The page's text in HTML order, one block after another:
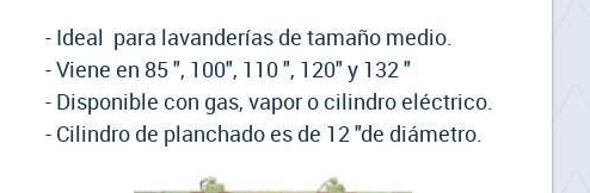
- Ideal para lavanderías de tamaño medio.
- Viene en 85 ", 100", 110 ", 120" y 132 "
- Disponible con gas, vapor o cilindro eléctrico.
- Cilindro de planchado es de 12 "de diámetro.